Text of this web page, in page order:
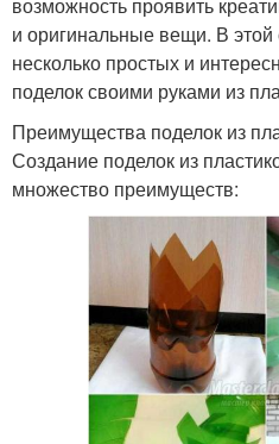
возможность проявить
и оригинальные вещи. В
несколько простых и
поделок своими руками из
Преимущества поделок из
Создание поделок из
множество преимуществ: